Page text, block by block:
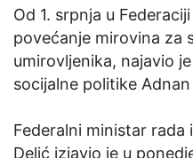
Od 1. srpnja u
povećanje mirovina za
umirovljenika, najavio
socijalne politike Adnan
Federalni ministar rada
Delić izjavio je u